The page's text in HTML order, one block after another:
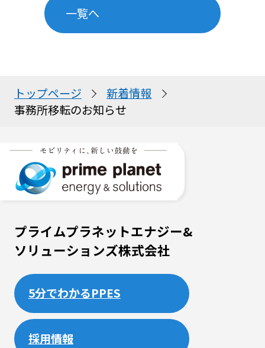
一覧へ
トップページ
新着情報
事務所移転のお知らせ
プライムプラネットエナジー&
ソリューションズ株式会社
5分でわかるPPES
採用情報